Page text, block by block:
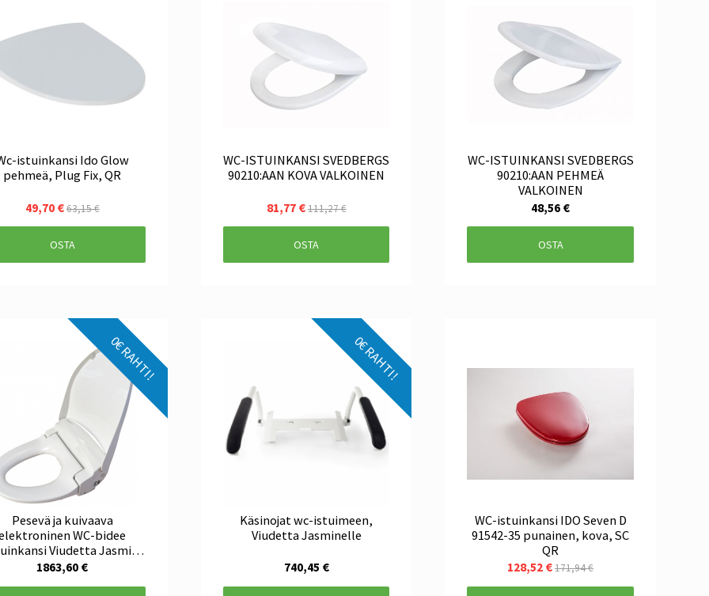
istuinkansi Ido Glow
pehmeä, Plug Fix, QR
49,70 €63,15 €
OSTA
WC-ISTUINKANSI SVEDBERGS
90210:AAN KOVA VALKOINEN
81,77 €111,27 €
OSTA
WC-ISTUINKANSI SVEDBERGS
90210:AAN PEHMEÄ
VALKOINEN
48,56 €
OSTA
0€ RAHTI!
Pesevä ja kuivaava
WC-bidee
Viudetta Jasmin
Care
1863,60 €
0€ RAHTI!
Käsinojat wc-istuimeen,
Viudetta Jasminelle
740,45 €
WC-istuinkansi IDO Seven D
91542-35 punainen, kova, SC
QR
128,52 €171,94 €